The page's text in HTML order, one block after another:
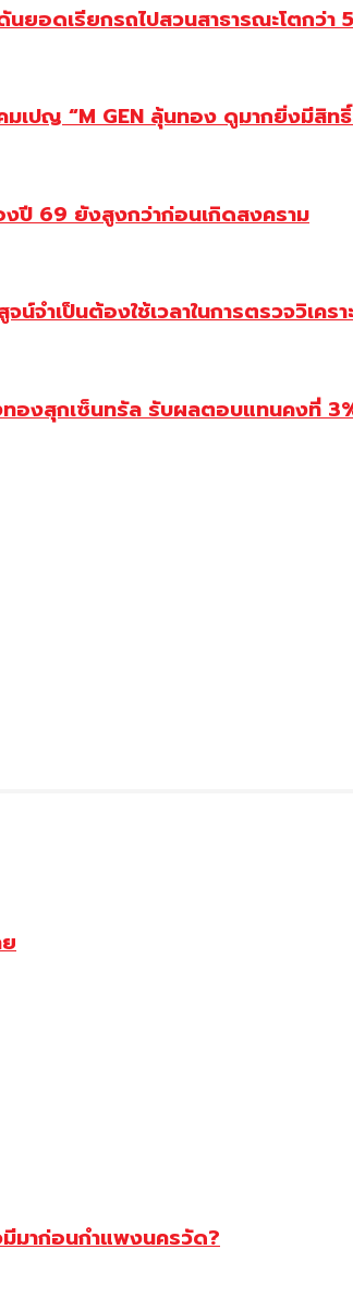
ดเรียกรถไปสวนสาธารณะโตกว่า
เปญ “M GEN ลุ้นทอง ดูมากยิ่งมีสิ
งปี 69 ยังสูงกว่าก่อนเกิดสงคราม
ำเป็นต้องใช้เวลาในการตรวจวิเค
องสุกเซ็นทรัล รับผลตอบแทนคงที่
มาก่อนกำแพงนครวัด?